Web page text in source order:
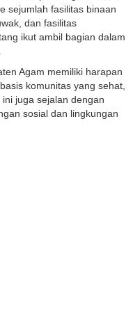
sejumlah fasilitas binaan
dan fasilitas
ikut ambil bagian dalam
Agam memiliki harapan
komunitas yang sehat,
juga sejalan dengan
sosial dan lingkungan